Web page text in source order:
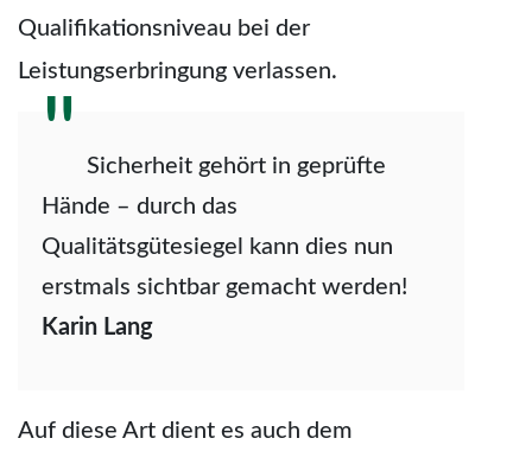
Qualifikationsniveau bei der
Leistungserbringung verlassen.
Sicherheit gehört in geprüfte
Hände – durch das
Qualitätsgütesiegel kann dies nun
erstmals sichtbar gemacht werden!
Karin Lang
Auf diese Art dient es auch dem